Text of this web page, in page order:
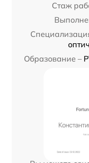
Стаж
Образование –